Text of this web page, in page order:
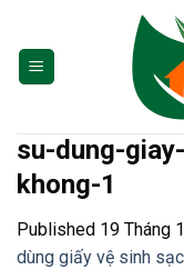
content
su-dung-
khong-1
Published 19 Tháng
dùng giấy vệ sinh